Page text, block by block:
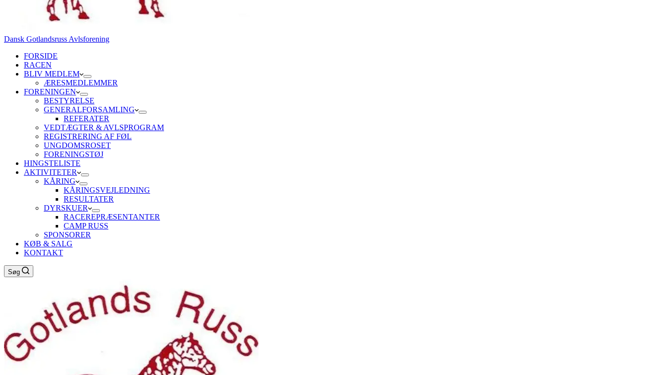
Dansk Gotlandsruss Avlsforening
FORSIDE
RACEN
BLIV MEDLEM
ÆRESMEDLEMMER
FORENINGEN
BESTYRELSE
GENERALFORSAMLING
REFERATER
VEDTÆGTER & AVLSPROGRAM
REGISTRERING AF FØL
UNGDOMSROSET
FORENINGSTØJ
HINGSTELISTE
AKTIVITETER
KÅRING
KÅRINGSVEJLEDNING
RESULTATER
DYRSKUER
RACEREPRÆSENTANTER
CAMP RUSS
SPONSORER
KØB & SALG
KONTAKT
Søg